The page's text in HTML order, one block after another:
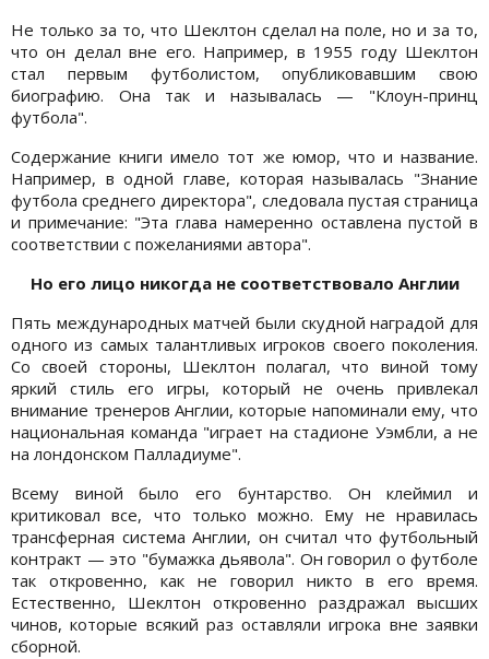
Не только за то, что Шеклтон сделал на поле, но и за то,
что он делал вне его. Например, в 1955 году Шеклтон
стал первым футболистом, опубликовавшим свою
биографию. Она так и называлась — "Клоун-принц
футбола".
Содержание книги имело тот же юмор, что и название.
Например, в одной главе, которая называлась "Знание
футбола среднего директора", следовала пустая страница
и примечание: "Эта глава намеренно оставлена пустой в
соответствии с пожеланиями автора".
Но его лицо никогда не соответствовало Англии
Пять международных матчей были скудной наградой для
одного из самых талантливых игроков своего поколения.
Со своей стороны, Шеклтон полагал, что виной тому
яркий стиль его игры, который не очень привлекал
внимание тренеров Англии, которые напоминали ему, что
национальная команда "играет на стадионе Уэмбли, а не
на лондонском Палладиуме".
Всему виной было его бунтарство. Он клеймил и
критиковал все, что только можно. Ему не нравилась
трансферная система Англии, он считал что футбольный
контракт — это "бумажка дьявола". Он говорил о футболе
так откровенно, как не говорил никто в его время.
Естественно, Шеклтон откровенно раздражал высших
чинов, которые всякий раз оставляли игрока вне заявки
сборной.